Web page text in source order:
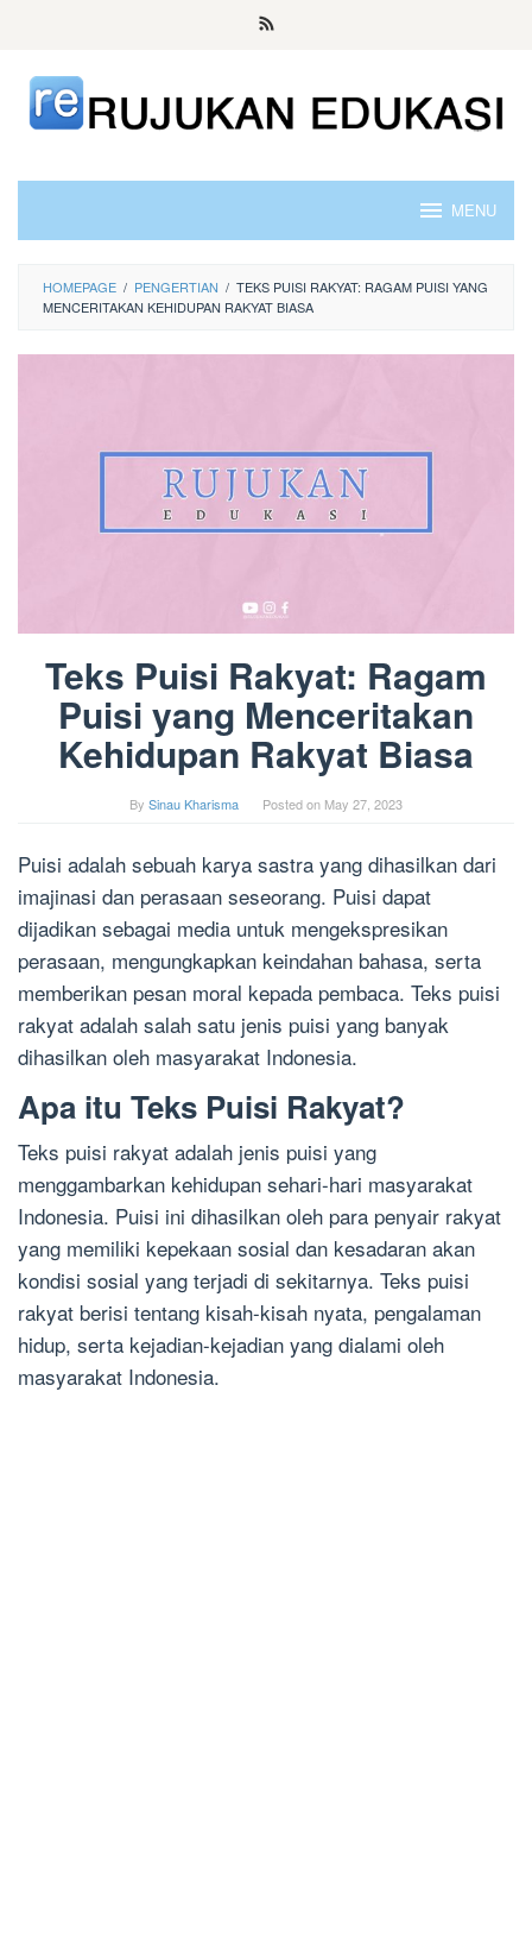
content
MENU
HOMEPAGE / PENGERTIAN / TEKS PUISI RAKYAT: RAGAM PUISI YANG
MENCERITAKAN KEHIDUPAN RAKYAT BIASA
Teks Puisi Rakyat: Ragam
Puisi yang Menceritakan
Kehidupan Rakyat Biasa
By Sinau Kharisma Posted on May 27, 2023
Puisi adalah sebuah karya sastra yang dihasilkan dari
imajinasi dan perasaan seseorang. Puisi dapat
dijadikan sebagai media untuk mengekspresikan
perasaan, mengungkapkan keindahan bahasa, serta
memberikan pesan moral kepada pembaca. Teks puisi
rakyat adalah salah satu jenis puisi yang banyak
dihasilkan oleh masyarakat Indonesia.
Apa itu Teks Puisi Rakyat?
Teks puisi rakyat adalah jenis puisi yang
menggambarkan kehidupan sehari-hari masyarakat
Indonesia. Puisi ini dihasilkan oleh para penyair rakyat
yang memiliki kepekaan sosial dan kesadaran akan
kondisi sosial yang terjadi di sekitarnya. Teks puisi
rakyat berisi tentang kisah-kisah nyata, pengalaman
hidup, serta kejadian-kejadian yang dialami oleh
masyarakat Indonesia.